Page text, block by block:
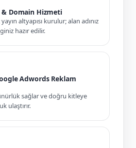
Domain Hizmeti
altyapısı kurulur; alan adınız
hazır edilir.
Adwords Reklam
sağlar ve doğru kitleye
ulaştırır.